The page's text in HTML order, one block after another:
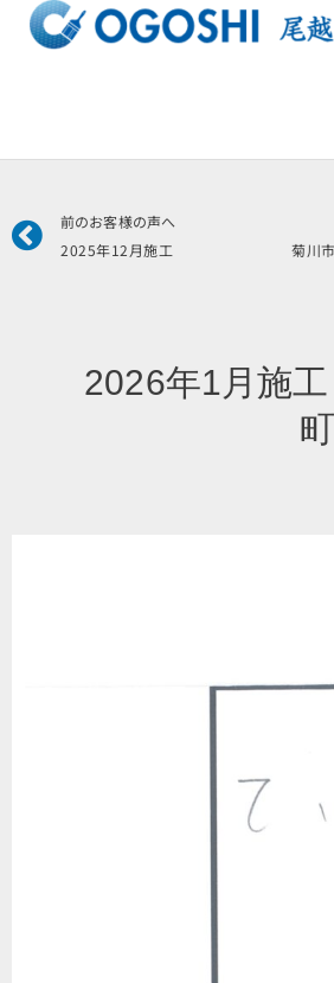
ッ
Prev
前のお客様の声へ
2025年12月施工 菊川
2026年1